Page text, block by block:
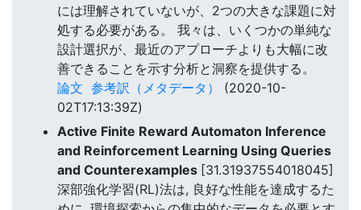
には理解されていないが、2つの大きな課題に対
処する必要がある。 我々は、いくつかの単純な
設計選択が、最近のアプローチよりも大幅に改
善できることを示す分析と洞察を提供する。
論文 参考訳（メタデータ）
(2020-10-
02T17:13:39Z)
Active Finite Reward Automaton Inference
and Reinforcement Learning Using Queries
and Counterexamples [31.31937554018045]
深部強化学習(RL)法は, 良好な性能を達成するた